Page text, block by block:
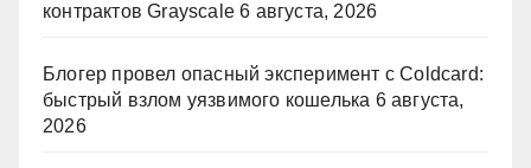
контрактов Grayscale 6 августа, 2026
Блогер провел опасный эксперимент с Coldcard:
быстрый взлом уязвимого кошелька 6 августа,
2026